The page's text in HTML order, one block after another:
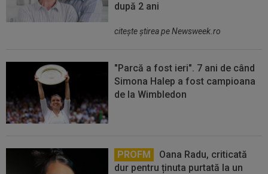
după 2 ani
citeşte ştirea pe Newsweek.ro
"Parcă a fost ieri". 7 ani de când
Simona Halep a fost campioana
de la Wimbledon
PROFM
Oana Radu, criticată
dur pentru ținuta purtată la un